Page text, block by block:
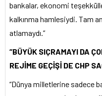
bankalar, ekonomi
kalkınma hamlesiydi. Tam
atlamaydı.”
“BÜYÜK SIÇRAMAYI DA
REJİME GEÇİŞİ DE CHP
“Dünya milletlerine sadece